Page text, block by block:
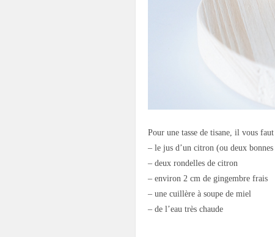
Pour une tasse de tisane, il vous
– le jus d’un citron (ou deux
– deux rondelles de citron
– environ 2 cm de gingembre frais
– une cuillère à soupe de miel
– de l’eau très chaude